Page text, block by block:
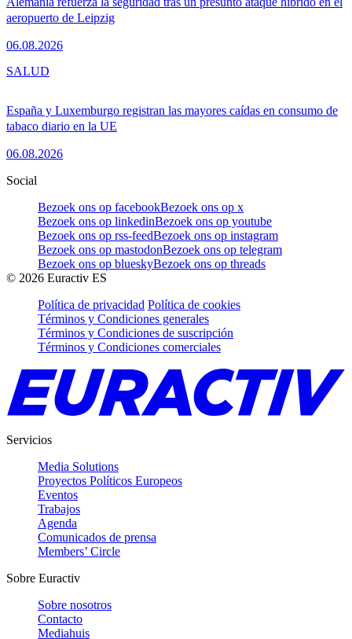
aeropuerto de Leipzig
06.08.2026
España y Luxemburgo registran las mayores caídas en consumo de
tabaco diario en la UE
06.08.2026
SALUD
Social
Bezoek ons op facebookBezoek ons op x
Bezoek ons op linkedinBezoek ons op youtube
Bezoek ons op rss-feedBezoek ons op instagram
Bezoek ons op mastodonBezoek ons op telegram
Bezoek ons op blueskyBezoek ons op threads
© 2026 Euractiv ES
Política de privacidad Política de cookies
Términos y Condiciones generales
Términos y Condiciones de suscripción
Términos y Condiciones comerciales
Servicios
Media Solutions
Proyectos Políticos Europeos
Eventos
Trabajos
Agenda
Comunicados de prensa
Members’ Circle
Sobre Euractiv
Sobre nosotros
Contacto
Mediahuis